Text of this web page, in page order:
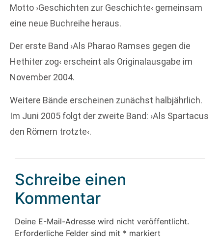
Motto ›Geschichten zur Geschichte‹ gemeinsam
eine neue Buchreihe heraus.
Der erste Band ›Als Pharao Ramses gegen die
Hethiter zog‹ erscheint als Originalausgabe im
November 2004.
Weitere Bände erscheinen zunächst halbjährlich.
Im Juni 2005 folgt der zweite Band: ›Als Spartacus
den Römern trotzte‹.
Schreibe einen
Kommentar
Deine E-Mail-Adresse wird nicht veröffentlicht.
Erforderliche Felder sind mit * markiert